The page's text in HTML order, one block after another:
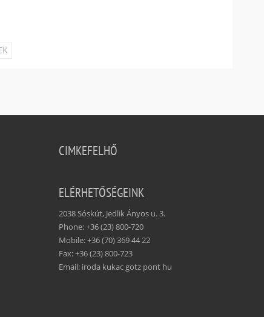
CIMKEFELHŐ
ELÉRHETŐSÉGEINK
2038 Sóskút, Jedlik Ányos u. 3.
Phone: +36 (23) 800-720
Mobile: +36 (70) 369 44 22
Fax: +36 (23) 800-723
Email: iroda kukac gotz pont hu